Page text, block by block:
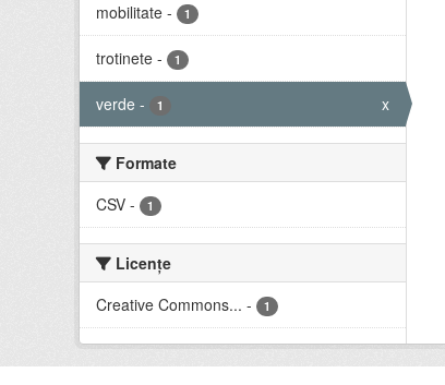
mobilitate - 1
trotinete - 1
verde - 1 x
Formate
CSV - 1
Licenţe
Creative Commons... - 1